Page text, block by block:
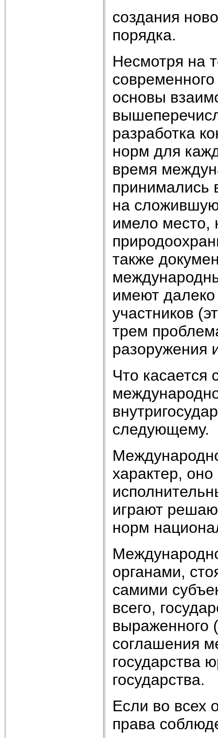
создания
порядка.
Несмотря на
основы
разработка
норм для
время
принимались
на
имело место,
также
имеют далеко
участников
трем
разоружения
Что касается
следующему.
характер,
играют
норм
органами,
самими
всего,
выраженного
соглашения
государства
государства.
Если во всех
права